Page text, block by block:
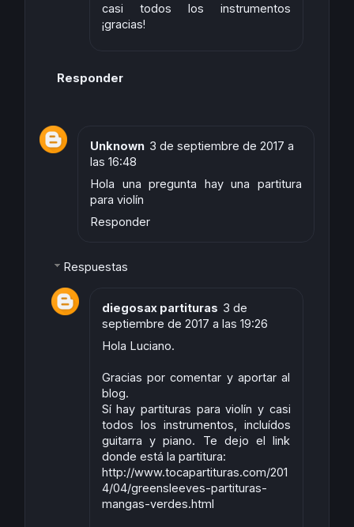
casi todos los instrumentos
¡gracias!
Responder
Unknown 3 de septiembre de 2017 a
las 16:48
Hola una pregunta hay una partitura
para violín
Responder
Respuestas
diegosax partituras 3 de
septiembre de 2017 a las 19:26
Hola Luciano.
Gracias por comentar y aportar al
blog.
Sí hay partituras para violín y casi
todos los instrumentos, incluídos
guitarra y piano. Te dejo el link
donde está la partitura:
http://www.tocapartituras.com/201
4/04/greensleeves-partituras-
mangas-verdes.html